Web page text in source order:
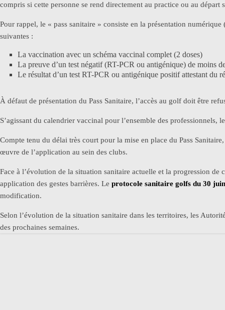
compris si cette personne se rend directement au practice ou au départ
Pour rappel, le « pass sanitaire » consiste en la présentation numérique
suivantes :
La vaccination avec un schéma vaccinal complet (2 doses)
La preuve d’un test négatif (RT-PCR ou antigénique) de moins
Le résultat d’un test RT-PCR ou antigénique positif attestant du
À défaut de présentation du Pass Sanitaire, l’accès au golf doit être
S’agissant du calendrier vaccinal pour l’ensemble des professionnels,
Compte tenu du délai très court pour la mise en place du Pass
œuvre de l’application au sein des clubs.
Face à l’évolution de la situation sanitaire actuelle et la progression
application des gestes barrières. Le protocole sanitaire golfs du 30
modification.
Selon l’évolution de la situation sanitaire dans les territoires, les
des prochaines semaines.